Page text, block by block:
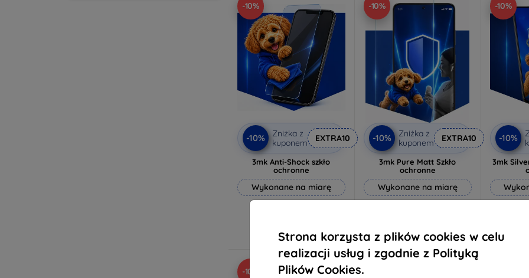
Strona korzysta z plików cookies w celu
realizacji usług i zgodnie z Polityką
Plików Cookies.
-10%
-10%
Zniżka z
kuponem
EXTRA10
3mk Anti-Shock szkło
ochronne
Wykonane na miarę
Na stanie: > 5 szt.
-10%
-10%
Zniżka z
kuponem
EXTRA10
3mk Pure Matt Szkło
ochronne
Wykonane na miarę
Na stanie: > 5 szt.
-10%
-10%
3mk
Na
-10%